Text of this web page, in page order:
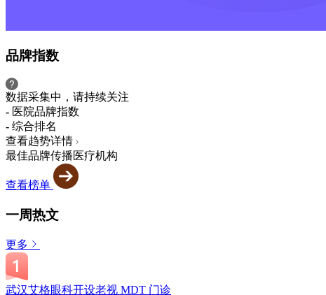
品牌指数
数据采集中，请持续关注
- 医院品牌指数
- 综合排名
查看趋势详情
最佳品牌传播医疗机构
查看榜单
一周热文
更多
武汉艾格眼科开设老视 MDT 门诊